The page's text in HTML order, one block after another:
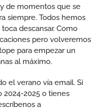
de momentos que se
siempre. Todos hemos
descansar. Como
pero volveremos
para empezar un
al máximo.
el verano vía email. Si
2024-2025 o tienes
a